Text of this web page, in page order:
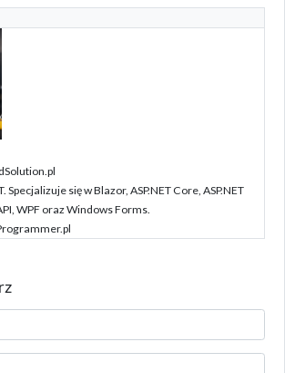
się w Blazor, ASP.NET Core, ASP.NET
WPF oraz Windows Forms.